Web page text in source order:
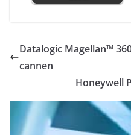
Datalogic Magellan™
cannen
Honeywell